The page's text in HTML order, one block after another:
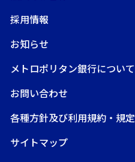
採用情報
お知らせ
メトロポリタン銀行について
お問い合わせ
各種方針及び利用規約・規定
サイトマップ